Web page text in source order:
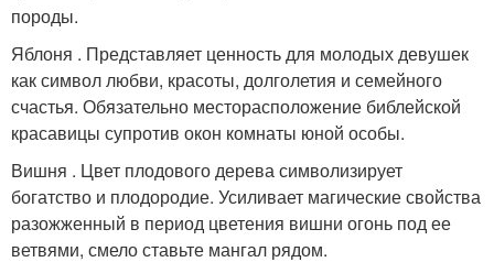
породы.
Яблоня . Представляет ценность для молодых девушек
как символ любви, красоты, долголетия и семейного
счастья. Обязательно месторасположение библейской
красавицы супротив окон комнаты юной особы.
Вишня . Цвет плодового дерева символизирует
богатство и плодородие. Усиливает магические свойства
разожженный в период цветения вишни огонь под ее
ветвями, смело ставьте мангал рядом.